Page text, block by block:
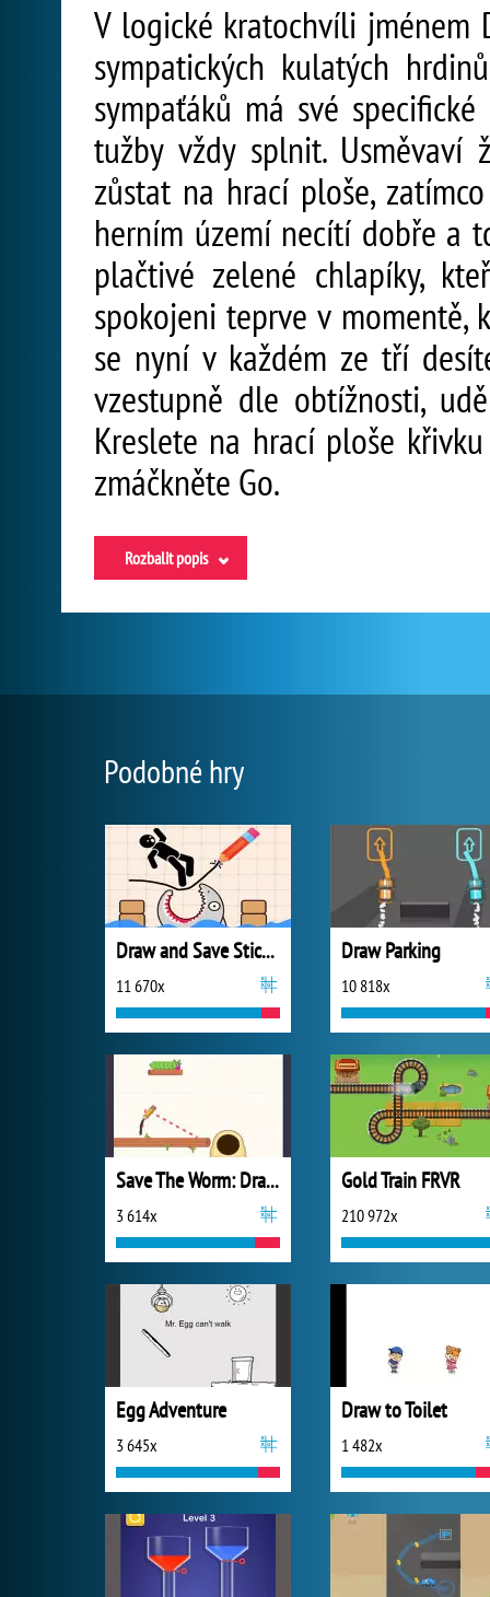
V logické kratochvíli jménem
sympatických kulatých
sympaťáků má své
tužby vždy splnit.
zůstat na hrací ploše,
herním území necítí dobře a
plačtivé zelené chlapíky,
spokojeni teprve v momentě,
se nyní v každém ze tří
vzestupně dle obtížnosti,
Kreslete na hrací ploše
zmáčkněte Go.
Rozbalit popis
Podobné hry
Draw and Save Stickman
11 670x
Draw Parking
10 818x
Save The Worm: Draw Puzzle
3 614x
Gold Train FRVR
210 972x
Egg Adventure
3 645x
Draw to Toilet
1 482x